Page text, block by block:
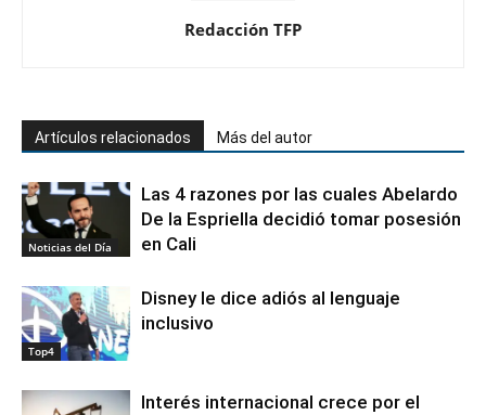
Redacción TFP
Artículos relacionados Más del autor
Noticias del Día
Las 4 razones por las cuales Abelardo
De la Espriella decidió tomar posesión
en Cali
Top4
Disney le dice adiós al lenguaje
inclusivo
Interés internacional crece por el